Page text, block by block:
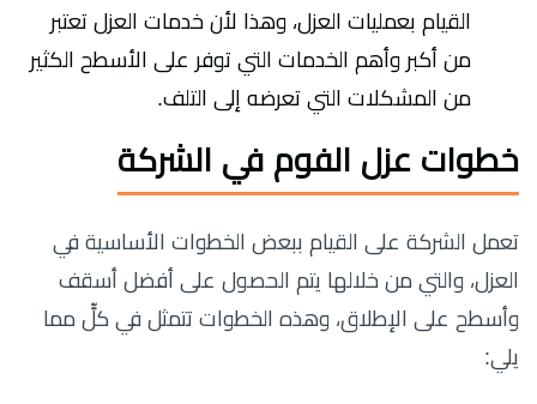
القيام بعمليات العزل، وهذا لأن خدمات العزل تعتبر
من أكبر وأهم الخدمات التي توفر على الأسطح الكثير
من المشكلات التي تعرضه إلى التلف.
خطوات عزل الفوم في الشركة
تعمل الشركة على القيام ببعض الخطوات الأساسية في
العزل، والتي من خلالها يتم الحصول على أفضل أسقف
وأسطح على الإطلاق، وهذه الخطوات تتمثل في كلٍّ مما
يلي: